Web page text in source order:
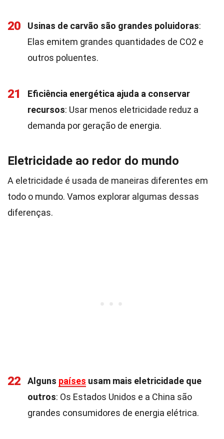
20 Usinas de carvão são grandes poluidoras:
Elas emitem grandes quantidades de CO2 e
outros poluentes.
21
Eficiência energética ajuda a conservar
recursos: Usar menos eletricidade reduz a
demanda por geração de energia.
Eletricidade ao redor do mundo
A eletricidade é usada de maneiras diferentes em
todo o mundo. Vamos explorar algumas dessas
diferenças.
22 Alguns países usam mais eletricidade que
outros: Os Estados Unidos e a China são
grandes consumidores de energia elétrica.